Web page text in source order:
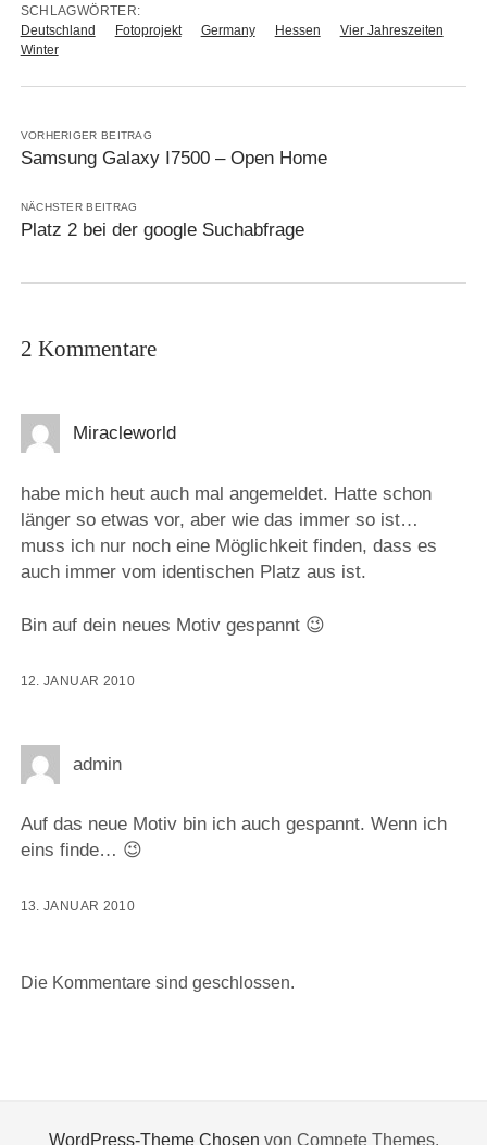
SCHLAGWÖRTER:
Deutschland
Fotoprojekt Germany Hessen
Vier Jahreszeiten
Winter
VORHERIGER BEITRAG
Samsung Galaxy I7500 – Open Home
NÄCHSTER BEITRAG
Platz 2 bei der google Suchabfrage
2 Kommentare
Miracleworld
habe mich heut auch mal angemeldet. Hatte schon
länger so etwas vor, aber wie das immer so ist…
muss ich nur noch eine Möglichkeit finden, dass es
auch immer vom identischen Platz aus ist.
Bin auf dein neues Motiv gespannt 😉
12. JANUAR 2010
admin
Auf das neue Motiv bin ich auch gespannt. Wenn ich
eins finde… 😉
13. JANUAR 2010
Die Kommentare sind geschlossen.
WordPress-Theme Chosen von Compete Themes.